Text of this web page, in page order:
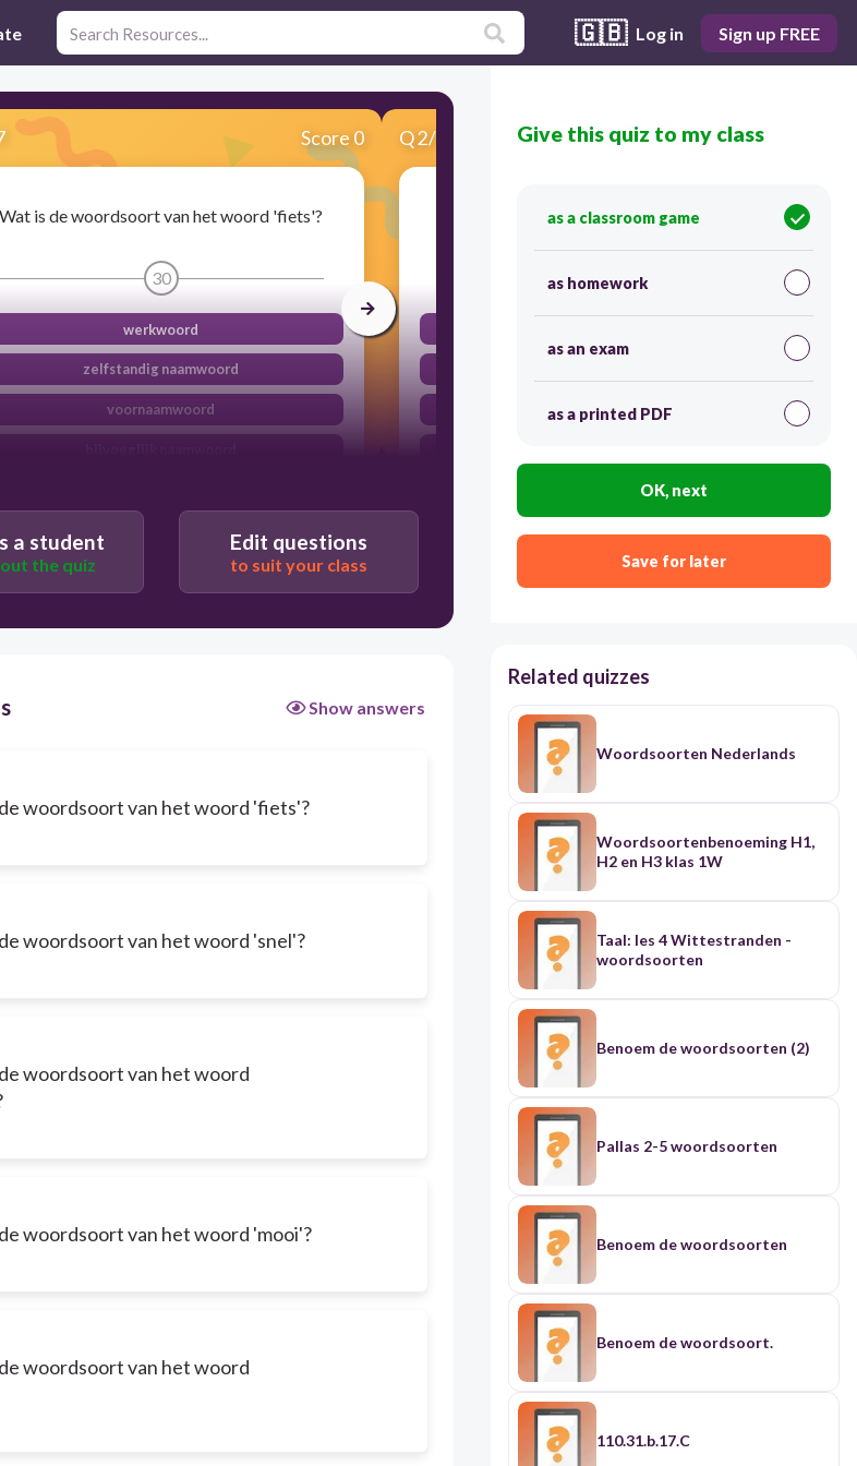
🇬🇧 Log in Sign up FREE
Score 0
Wat is de woordsoort van het woord 'fiets'?
30
werkwoord
zelfstandig naamwoord
voornaamwoord
Q2/7 Score 0
Wat is de woordsoort van het woord 'snel'?
30
werkwoord
a student
the quiz
Edit questions
to suit your class
Show answers
woordsoort van het woord 'fiets'?
woordsoort van het woord 'snel'?
woordsoort van het woord
woordsoort van het woord 'mooi'?
woordsoort van het woord
Give this quiz to my class
as a classroom game
as homework
as an exam
as a printed PDF
OK, next
Save for later
Related quizzes
Woordsoorten Nederlands
Woordsoortenbenoeming H1,
H2 en H3 klas 1W
Taal: les 4 Wittestranden -
woordsoorten
Benoem de woordsoorten (2)
Pallas 2-5 woordsoorten
Benoem de woordsoorten
Benoem de woordsoort.
110.31.b.17.C